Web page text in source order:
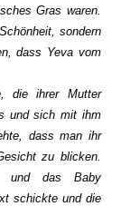
Gras waren.
sondern
dass Yeva vom
die ihrer Mutter
und sich mit ihm
dass man ihr
zu blicken.
und das Baby
schickte und die